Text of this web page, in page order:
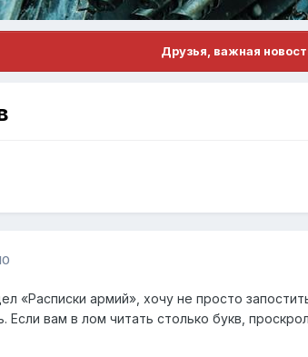
Друзья, важная
«Расписки армий», хочу не просто
Если вам в лом читать столько букв,